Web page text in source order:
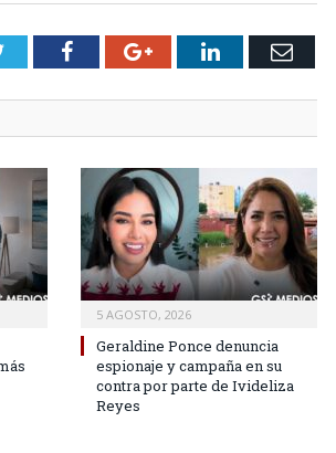
TwitterFacebookGoogle+LinkedInEmail
5 AGOSTO, 2026
Geraldine Ponce denuncia
espionaje y campaña en su
contra por parte de Ivideliza
Reyes